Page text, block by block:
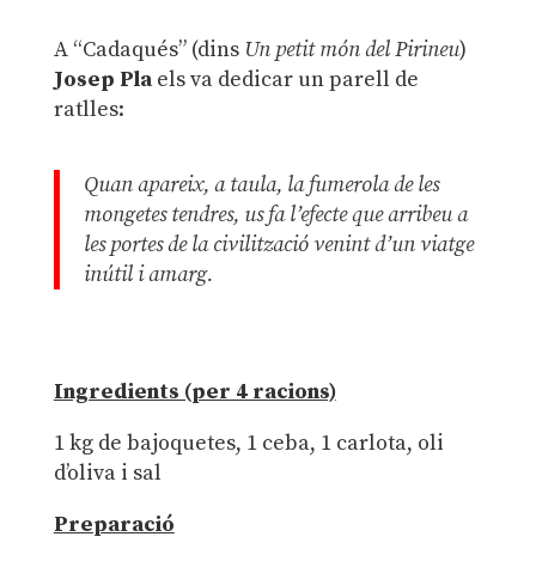
A “Cadaqués” (dins Un petit món del Pirineu)
Josep Plaels va dedicar un parell de
ratlles:
Quan apareix, a taula, la fumerola de les
mongetes tendres, us fa l’efecte que arribeu a
les portes de la civilització venint d’un viatge
inútil i amarg.
Ingredients (per 4 racions)
1 kg de bajoquetes, 1 ceba, 1 carlota, oli
d’oliva i sal
Preparació